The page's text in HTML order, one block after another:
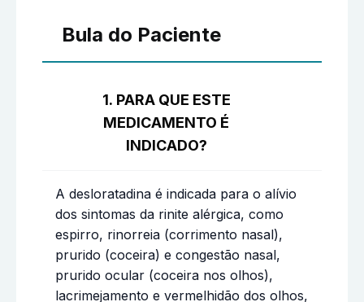
Bula do Paciente
1. PARA QUE ESTE
MEDICAMENTO É
INDICADO?
A desloratadina é indicada para o alívio
dos sintomas da rinite alérgica, como
espirro, rinorreia (corrimento nasal),
prurido (coceira) e congestão nasal,
prurido ocular (coceira nos olhos),
lacrimejamento e vermelhidão dos olhos,